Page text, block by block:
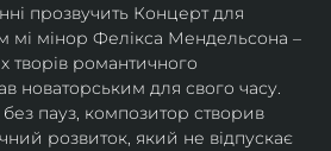
прозвучить Концерт для
мі мінор Фелікса Мендельсона –
творів романтичного
новаторським для свого часу.
пауз, композитор створив
розвиток, який не відпускає